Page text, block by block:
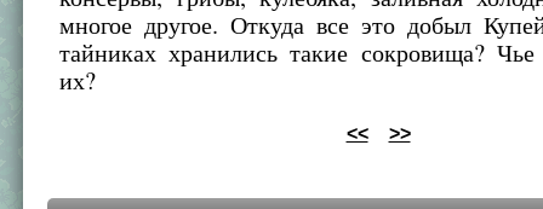
многое другое. Откуда все это добыл
тайниках хранились такие сокровища? Чье
их?
<< >>